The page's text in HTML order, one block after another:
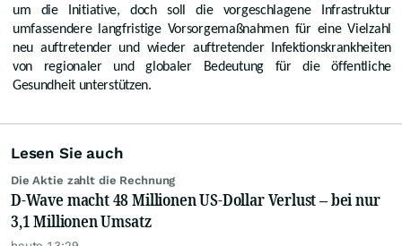
um die Initiative, doch soll die vorgeschlagene Infrastruktur
umfassendere langfristige Vorsorgemaßnahmen für eine Vielzahl
neu auftretender und wieder auftretender Infektionskrankheiten
von regionaler und globaler Bedeutung für die öffentliche
Gesundheit unterstützen.
Lesen Sie auch
Die Aktie zahlt die Rechnung
D-Wave macht 48 Millionen US-Dollar Verlust – bei nur
3,1 Millionen Umsatz